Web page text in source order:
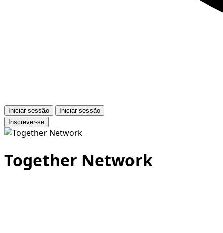
Iniciar sessão
Iniciar sessão
Inscrever-se
Together Network